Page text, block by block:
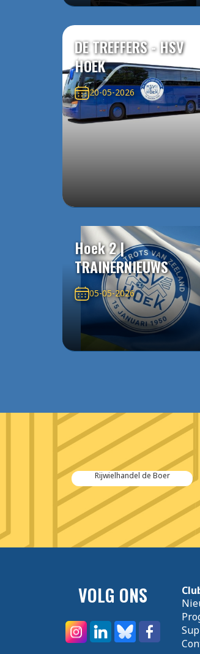
DE TREFFERS - HSV
HOEK
20-05-2026
Hoek 2 |
TRAINERNIEUWS
05-05-2026
Rijwielhandel de Boer
VOLG ONS